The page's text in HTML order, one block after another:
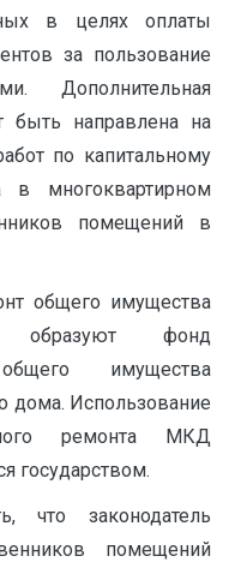
в целях оплаты
за пользование
Дополнительная
направлена на
по капитальному
в многоквартирном
помещений в
общего имущества
образуют фонд
имущества
дома. Использование
ремонта МКД
государством.
что законодатель
помещений